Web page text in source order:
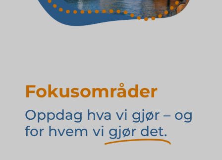
Fokusområder
Oppdag hva vi gjør – og
for hvem vi gjør det.